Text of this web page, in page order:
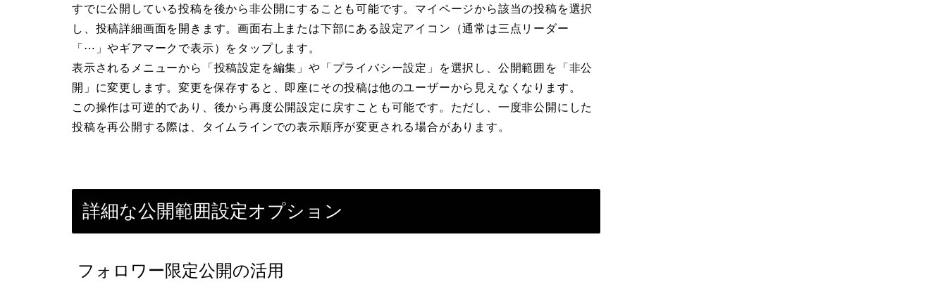
すでに公開している投稿を後から非公開にすることも可能です。マイページから該当の投稿を選択
し、投稿詳細画面を開きます。画面右上または下部にある設定アイコン（通常は三点リーダー
「⋯」やギアマークで表示）をタップします。
表示されるメニューから「投稿設定を編集」や「プライバシー設定」を選択し、公開範囲を「非公
開」に変更します。変更を保存すると、即座にその投稿は他のユーザーから見えなくなります。
この操作は可逆的であり、後から再度公開設定に戻すことも可能です。ただし、一度非公開にした
投稿を再公開する際は、タイムラインでの表示順序が変更される場合があります。
詳細な公開範囲設定オプション
フォロワー限定公開の活用